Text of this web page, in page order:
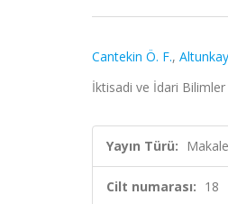
Cantekin Ö. F.,
İktisadi ve İdari
Yayın Türü:
Cilt numarası: 18